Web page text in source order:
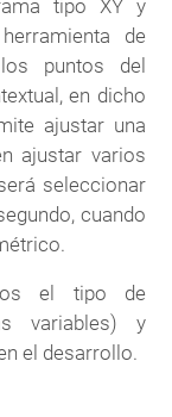
tipo XY y
de
puntos del
en dicho
ajustar una
ajustar varios
seleccionar
cuando
el tipo de
variables) y
el desarrollo.